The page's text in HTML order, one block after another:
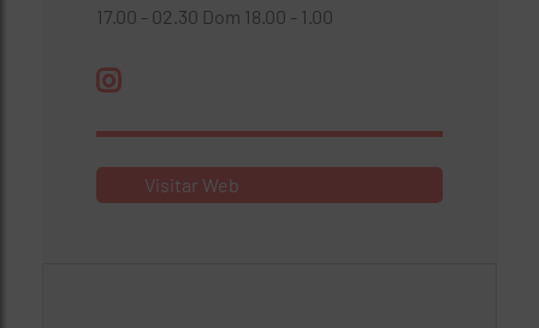
17.00 - 02.30 Dom 18.00 - 1.00
Visitar Web